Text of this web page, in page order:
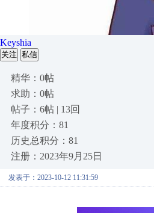
Keyshia
关注 私信
精华：0帖
求助：0帖
帖子：6帖 | 13回
年度积分：81
历史总积分：81
注册：2023年9月25日
发表于：2023-10-12 11:31:59